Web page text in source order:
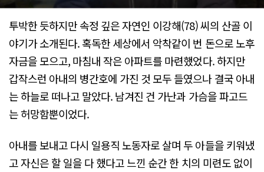
투박한 듯하지만 속정 깊은 자연인 이강해(78) 씨의 산골 이
야기가 소개된다. 혹독한 세상에서 악착같이 번 돈으로 노후
자금을 모으고, 마침내 작은 아파트를 마련했었다. 하지만
갑작스런 아내의 병간호에 가진 것 모두 들였으나 결국 아내
는 하늘로 떠나고 말았다. 남겨진 건 가난과 가슴을 파고드
는 허망함뿐이었다.
아내를 보내고 다시 일용직 노동자로 살며 두 아들을 키워냈
고 자신은 할 일을 다 했다고 느낀 순간 한 치의 미련도 없이